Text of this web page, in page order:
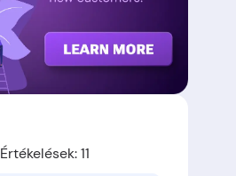
Értékelések: 11